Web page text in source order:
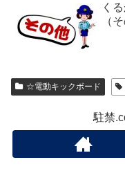
く
（
☆電動キックボード
駐禁